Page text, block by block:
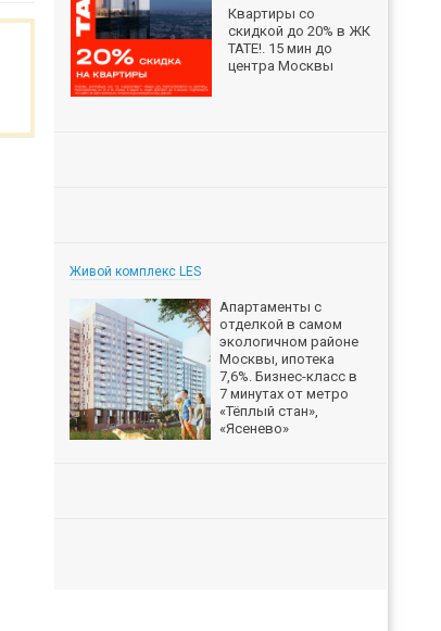
Квартиры со
скидкой до 20% в ЖК
ТАТЕ!. 15 мин до
центра Москвы
Живой комплекс LES
Апартаменты с
отделкой в самом
экологичном районе
Москвы, ипотека
7,6%. Бизнес-класс в
7 минутах от метро
«Тёплый стан»,
«Ясенево»